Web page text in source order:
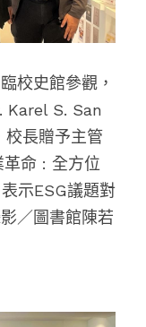
校史館參觀，
Karel S. San
校長贈予主管
革命 : 全方位
示ESG議題對
／圖書館陳若